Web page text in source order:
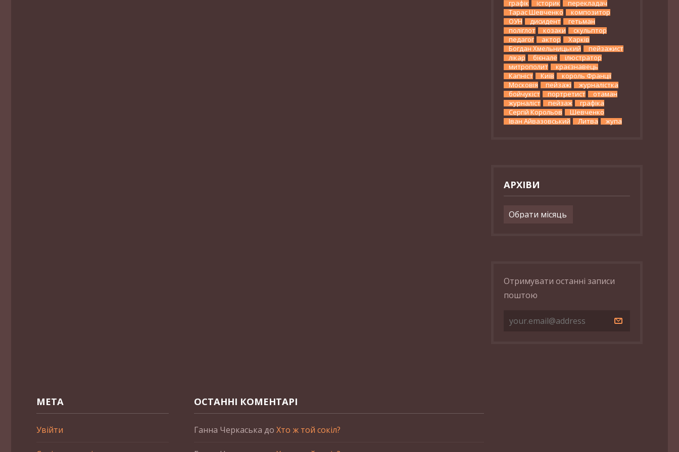
графік
історик
перекладач
Тарас Шевченко
композитор
ОУН
дисидент
гетьман
поліглот
козаки
скульптор
педагог
актор
Харків
Богдан Хмельницький
пейзажист
лікар
бієнале
ілюстратор
митрополит
краєзнавець
Капніст
Київ
король Франції
Московія
пейзажі
журналістка
бойчукіст
портретист
отаман
журналіст
пейзаж
графіка
Сергій Корольов
Шевченко
Іван Айвазовський
Литва жупа
АРХІВИ
Архіви
Отримувати останні записи
поштою
МЕТА
Увійти
ОСТАННІ КОМЕНТАРІ
Ганна Черкаська до Хто ж той сокіл?